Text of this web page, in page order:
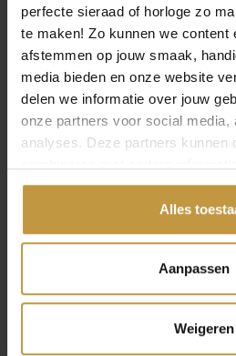
perfecte sieraad of horloge zo
te maken! Zo kunnen we content
afstemmen op jouw smaak,
media bieden en onze website
delen we informatie over jouw
onze partners voor social media,
analyses. Deze partners kunnen
gedeeld of die ze hebben
Alles
Aanpassen
Weigeren
MEER VAN
239,00
DANISH DESIGN DKX
PRO HORLOGE
IV82Q1303
GOLDPLATED
Direct leverbaar, 1
werkdag